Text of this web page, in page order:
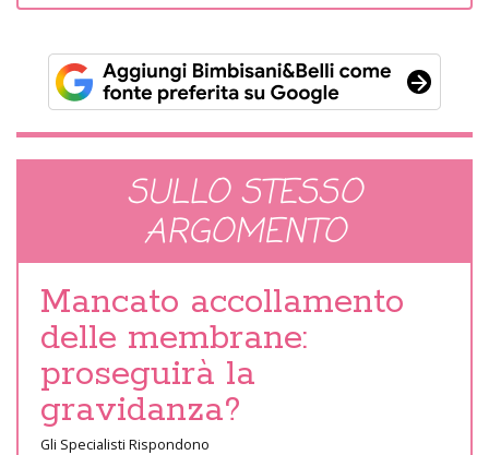
SULLO STESSO
ARGOMENTO
Mancato accollamento
delle membrane:
proseguirà la
gravidanza?
Gli Specialisti Rispondono